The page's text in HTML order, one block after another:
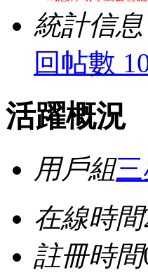
統計信息
回帖數
活躍概況
用戶組
在線時間
註冊時間